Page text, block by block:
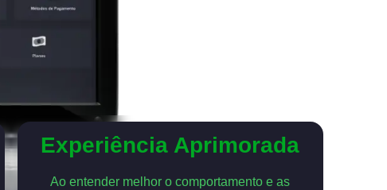
Experiência Aprimorada
Ao entender melhor o comportamento e as